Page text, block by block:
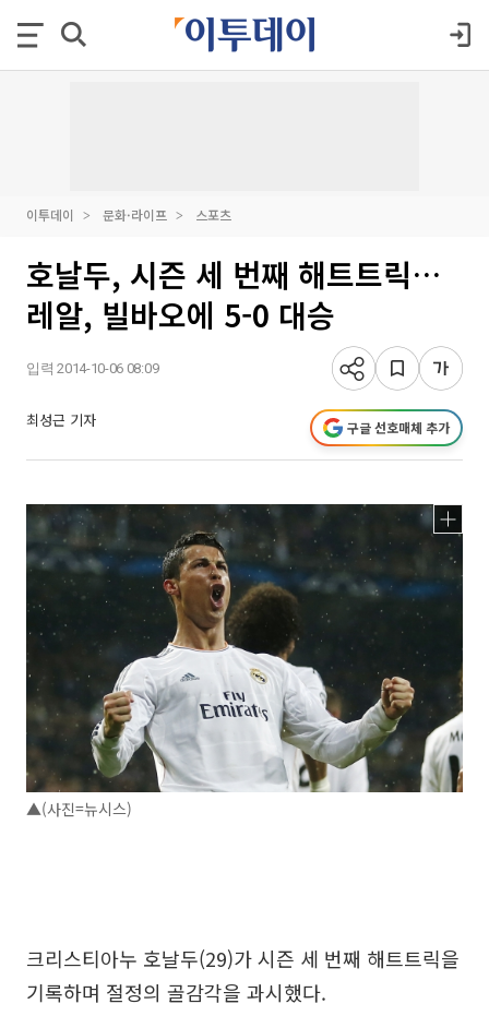
이투데이 문화·라이프 스포츠
호날두, 시즌 세 번째 해트트릭…
레알, 빌바오에 5-0 대승
입력 2014-10-06 08:09
최성근 기자 구글 선호매체 추가
▲(사진=뉴시스)
크리스티아누 호날두(29)가 시즌 세 번째 해트트릭을
기록하며 절정의 골감각을 과시했다.